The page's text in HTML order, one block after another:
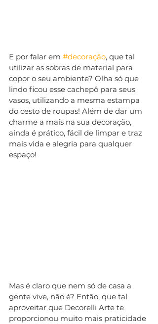
E por falar em #decoração, que tal
utilizar as sobras de material para
copor o seu ambiente? Olha só que
lindo ficou esse cachepô para seus
vasos, utilizando a mesma estampa
do cesto de roupas! Além de dar um
charme a mais na sua decoração,
ainda é prático, fácil de limpar e traz
mais vida e alegria para qualquer
espaço!
Mas é claro que nem só de casa a
gente vive, não é? Então, que tal
aproveitar que Decorelli Arte te
proporcionou muito mais praticidade